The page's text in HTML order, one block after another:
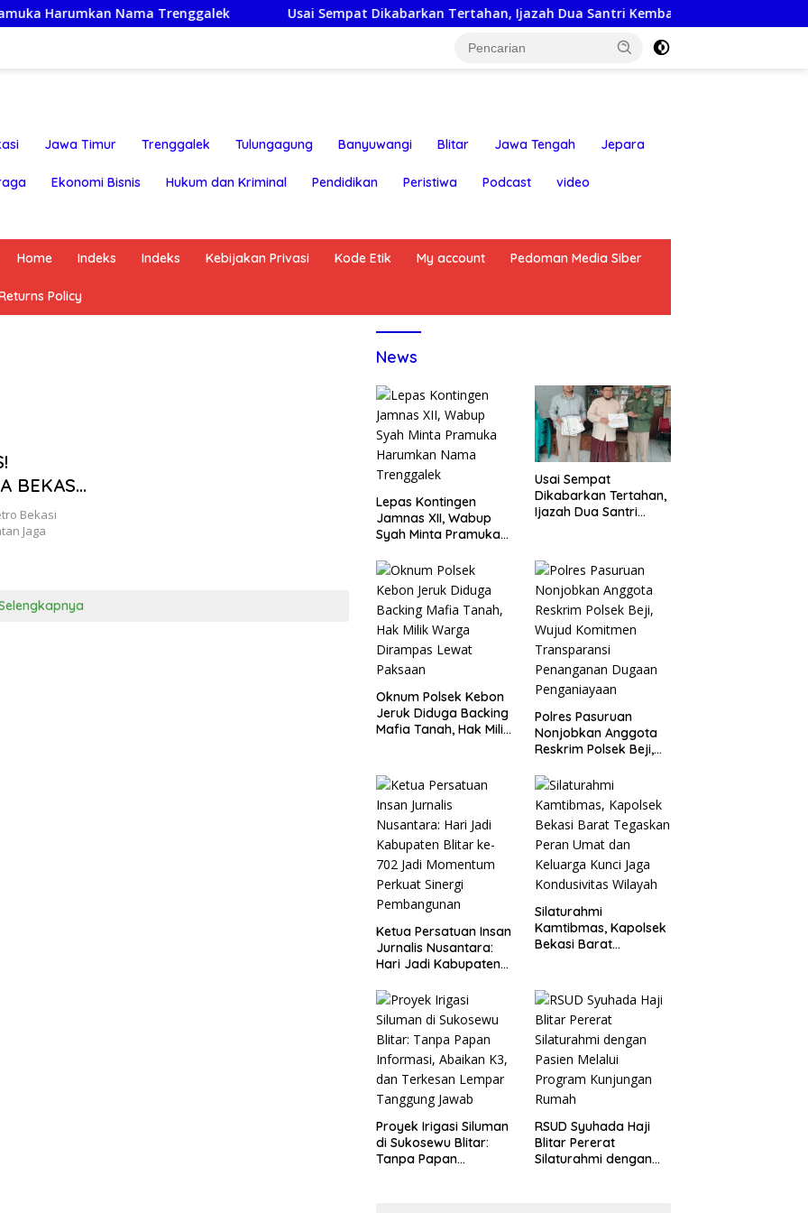
Nama Trenggalek Usai Sempat Dikabarkan Tertahan, Ijazah Dua Santri Kembali ke Orang Tua Secara Cuma-
Jawa Timur Trenggalek Tulungagung Banyuwangi Blitar Jawa Tengah Jepara
Ekonomi Bisnis Hukum dan Kriminal Pendidikan Peristiwa Podcast video
Home Indeks Indeks Kebijakan Privasi Kode Etik My account Pedoman Media Siber
Policy
BEKASI
Bekasi
Jaga
News
Lepas Kontingen
Jamnas XII, Wabup
Syah Minta Pramuka
Trenggalek
Usai Sempat
Dikabarkan Tertahan,
Ijazah Dua Santri
Oknum Polsek Kebon
Jeruk Diduga Backing
Mafia Tanah, Hak Milik
Polres Pasuruan
Nonjobkan Anggota
Reskrim Polsek Beji,
Transparansi
Penanganan Dugaan
Penganiayaan
Ketua Persatuan Insan
Jurnalis Nusantara:
Hari Jadi Kabupaten
Momentum Perkuat
Sinergi Pembangunan
Silaturahmi
Kamtibmas, Kapolsek
Bekasi Barat
Jaga Kondusivitas
Wilayah
Proyek Irigasi Siluman
di Sukosewu Blitar:
Tanpa Papan
RSUD Syuhada Haji
Blitar Pererat
Silaturahmi dengan